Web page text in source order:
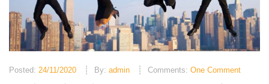
Posted: 24/11/2020 By: admin Comments: One Comment